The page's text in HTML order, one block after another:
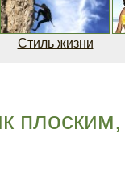
Стиль жизни